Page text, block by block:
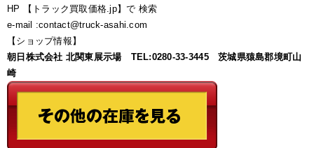
HP 【トラック買取価格.jp】で 検索
e-mail :contact@truck-asahi.com
【ショップ情報】
朝日株式会社 北関東展示場 TEL:0280-33-3445 茨城県猿島郡境町山
崎